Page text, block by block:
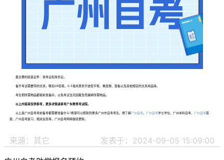
最主要的就是证件：准考证和身份证。
备齐考试需要带的文具，譬如2B铅笔、0.5毫米黑色字迹签字笔、橡皮擦、垫板以及其他规定的文具用品等。
考生把所需物品都提前准备好，以免考试当天因着急而漏掉所需物品。
以上内容来仅供参考，更多详情请参考广东教育考试院。
以上是广州自考考前备考都需要准备什么?希望可以帮助到更多广州市自考考生。想了解广州自考、 广州自考学士学位、广州本科自考、 广州自考答
案、广州自考复习、相关信息等，广州自考网将继续更新。
来源：其它 发表于：2024-09-05 15:09:00